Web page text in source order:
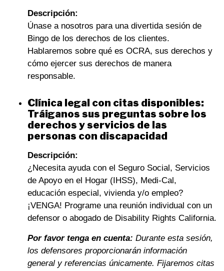
Descripción:
Únase a nosotros para una divertida sesión de
Bingo de los derechos de los clientes.
Hablaremos sobre qué es OCRA, sus derechos y
cómo ejercer sus derechos de manera
responsable.
Clínica legal con citas disponibles:
Tráiganos sus preguntas sobre los
derechos y servicios de las
personas con discapacidad
Descripción:
¿Necesita ayuda con el Seguro Social, Servicios
de Apoyo en el Hogar (IHSS), Medi-Cal,
educación especial, vivienda y/o empleo?
¡VENGA! Programe una reunión individual con un
defensor o abogado de Disability Rights California.
Por favor tenga en cuenta: Durante esta sesión,
los defensores proporcionarán información
general y referencias únicamente. Fijaremos citas